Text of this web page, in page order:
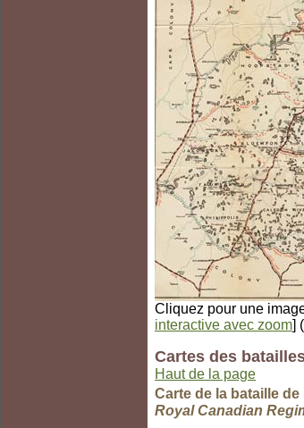
Cliquez pour une
interactive avec zoom]
Cartes des
Haut de la page
Carte de la bataille
Royal Canadian